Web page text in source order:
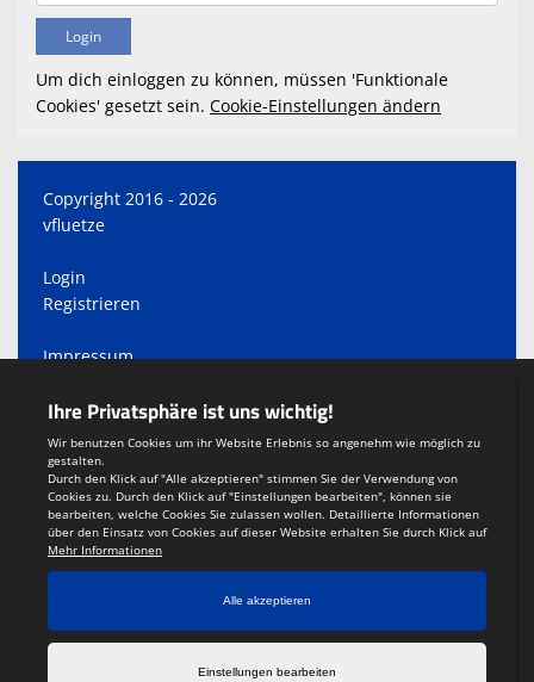
Um dich einloggen zu können, müssen 'Funktionale
Cookies' gesetzt sein. Cookie-Einstellungen ändern
Copyright 2016 - 2026
vfluetze
Login
Registrieren
Impressum
Teamsports 2
Dein Sportverein online